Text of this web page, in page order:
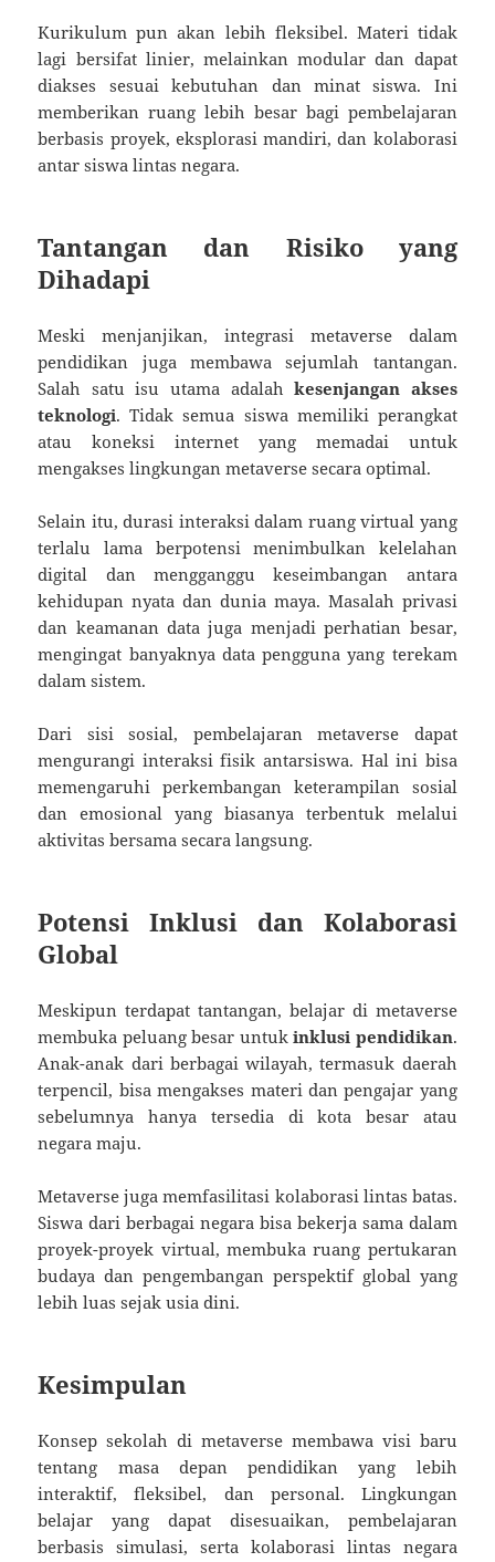
Kurikulum pun akan lebih fleksibel. Materi tidak
lagi bersifat linier, melainkan modular dan dapat
diakses sesuai kebutuhan dan minat siswa. Ini
memberikan ruang lebih besar bagi pembelajaran
berbasis proyek, eksplorasi mandiri, dan kolaborasi
antar siswa lintas negara.
Tantangan dan Risiko yang
Dihadapi
Meski menjanjikan, integrasi metaverse dalam
pendidikan juga membawa sejumlah tantangan.
Salah satu isu utama adalahkesenjangan akses
teknologi. Tidak semua siswa memiliki perangkat
atau koneksi internet yang memadai untuk
mengakses lingkungan metaverse secara optimal.
Selain itu, durasi interaksi dalam ruang virtual yang
terlalu lama berpotensi menimbulkan kelelahan
digital dan mengganggu keseimbangan antara
kehidupan nyata dan dunia maya. Masalah privasi
dan keamanan data juga menjadi perhatian besar,
mengingat banyaknya data pengguna yang terekam
dalam sistem.
Dari sisi sosial, pembelajaran metaverse dapat
mengurangi interaksi fisik antarsiswa. Hal ini bisa
memengaruhi perkembangan keterampilan sosial
dan emosional yang biasanya terbentuk melalui
aktivitas bersama secara langsung.
Potensi Inklusi dan Kolaborasi
Global
Meskipun terdapat tantangan, belajar di metaverse
membuka peluang besar untukinklusi pendidikan.
Anak-anak dari berbagai wilayah, termasuk daerah
terpencil, bisa mengakses materi dan pengajar yang
sebelumnya hanya tersedia di kota besar atau
negara maju.
Metaverse juga memfasilitasi kolaborasi lintas batas.
Siswa dari berbagai negara bisa bekerja sama dalam
proyek-proyek virtual, membuka ruang pertukaran
budaya dan pengembangan perspektif global yang
lebih luas sejak usia dini.
Kesimpulan
Konsep sekolah di metaverse membawa visi baru
tentang masa depan pendidikan yang lebih
interaktif, fleksibel, dan personal. Lingkungan
belajar yang dapat disesuaikan, pembelajaran
berbasis simulasi, serta kolaborasi lintas negara